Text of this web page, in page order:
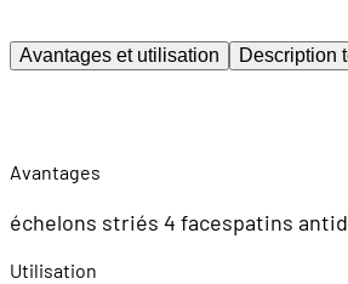
Avantages et utilisation Description
Avantages
échelons striés 4 facespatins
Utilisation